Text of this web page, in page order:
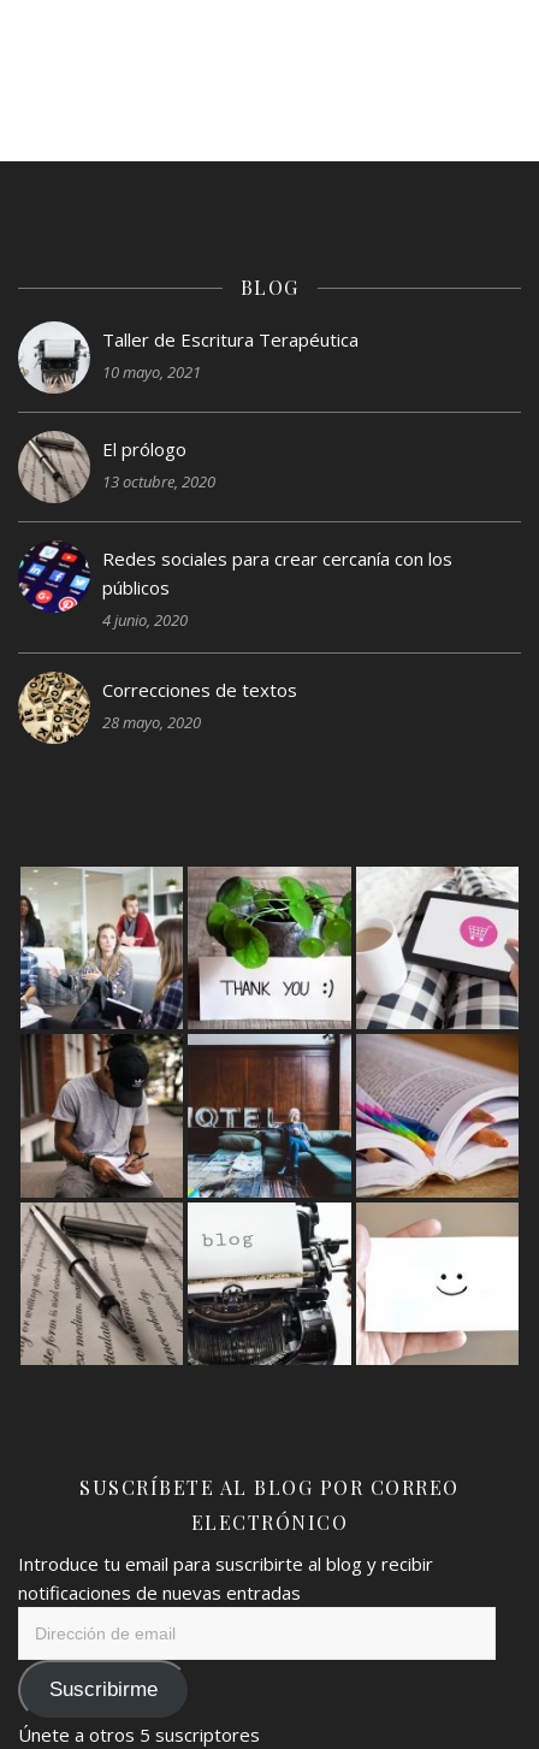
BLOG
Taller de Escritura Terapéutica
10 mayo, 2021
El prólogo
13 octubre, 2020
Redes sociales para crear cercanía con los
públicos
4 junio, 2020
Correcciones de textos
28 mayo, 2020
SUSCRÍBETE AL BLOG POR CORREO
ELECTRÓNICO
Introduce tu email para suscribirte al blog y recibir
notificaciones de nuevas entradas
emailSuscribirme
Únete a otros 5 suscriptores